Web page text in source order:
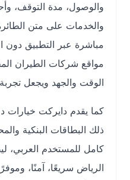
والوصول، مدة التوقف، وأحيانًا
والخدمات على متن الطائرة.
مباشرة عبر التطبيق دون
مواقع شركات الطيران
الوقت والجهد ويجعل تجربة
كما يقدم دايركت خيارات دفع
ذلك البطاقات البنكية والمحافظ
كامل للمستخدم العربي، ليصبح
الرياض سريعًا، آمنًا، وموفرًا